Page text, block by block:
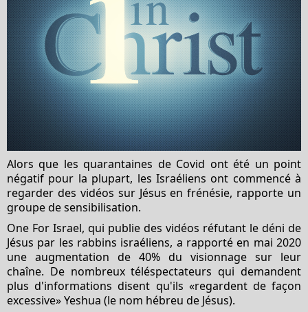
Alors que les quarantaines de Covid ont été un point
négatif pour la plupart, les Israéliens ont commencé à
regarder des vidéos sur Jésus en frénésie, rapporte un
groupe de sensibilisation.
One For Israel, qui publie des vidéos réfutant le déni de
Jésus par les rabbins israéliens, a rapporté en mai 2020
une augmentation de 40% du visionnage sur leur
chaîne. De nombreux téléspectateurs qui demandent
plus d'informations disent qu'ils «regardent de façon
excessive» Yeshua (le nom hébreu de Jésus).